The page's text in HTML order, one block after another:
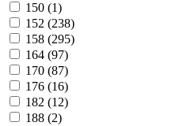
150 (1)
152 (238)
158 (295)
164 (97)
170 (87)
176 (16)
182 (12)
188 (2)